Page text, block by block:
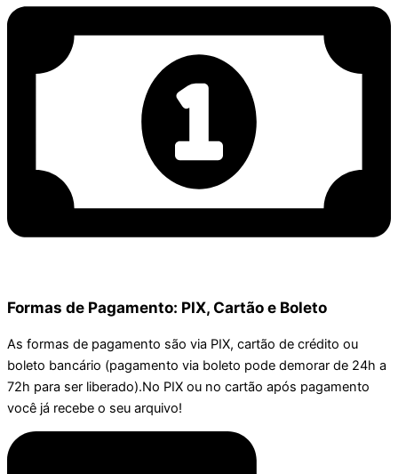
Formas de Pagamento: PIX, Cartão e Boleto
As formas de pagamento são via PIX, cartão de crédito ou
boleto bancário (pagamento via boleto pode demorar de 24h a
72h para ser liberado).No PIX ou no cartão após pagamento
você já recebe o seu arquivo!